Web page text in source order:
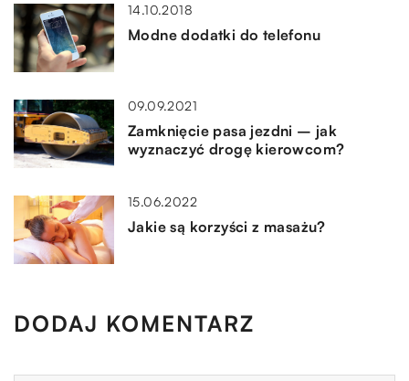
14.10.2018
Modne dodatki do telefonu
09.09.2021
Zamknięcie pasa jezdni – jak
wyznaczyć drogę kierowcom?
15.06.2022
Jakie są korzyści z masażu?
DODAJ KOMENTARZ